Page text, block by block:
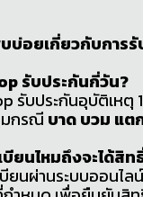
บ่อยเกี่ยวกับการ
รับประกันกี่วัน?
รับประกันอุบัติเหตุ
กรณี บาด บวม แต
ยนไหมถึงจะได้สิท
ยนผ่านระบบออนไล